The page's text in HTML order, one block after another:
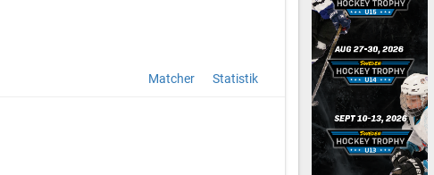
Matcher Statistik